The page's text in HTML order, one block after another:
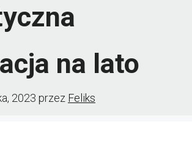
na lato
2023 przez Feliks